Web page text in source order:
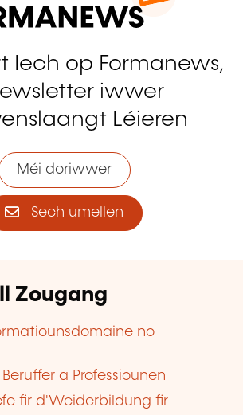
Iech op Formanews,
iwwer
Léieren
Méi doriwwer
Sech umellen
Zougang
no
a Professiounen
fir d'Weiderbildung fir